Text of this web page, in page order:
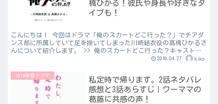
橋ひかる！彼氏や身長や好きなタ
イプも！
こんにちは！ 今回はドラマ「俺のスカートどこ行った？」でチアダ
ンス部に所属していて足を挫いてしまった川崎結衣役の髙橋ひかるさ
んについて紹介します。 >> 俺のスカートどこ行った？キャスト一
覧 << 俺スカ チアダンス部 川崎ゆい役は髙橋ひか...2019.04.27 kiko
2019年春ドラマ
私定時で帰ります。2話ネタバレ
感想と3話あらすじ｜ワーママの
葛藤に共感の声！